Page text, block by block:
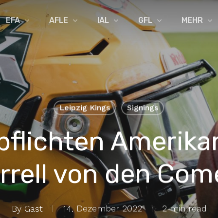
EFA AFLE IAL GFL MEHR
Leipzig Kings Signings
von den
By Gast 14. Dezember 2022 2 min read